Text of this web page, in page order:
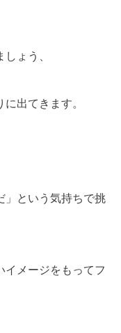
ょう、
出てきます。
」という気持ちで挑
イメージをもってフ